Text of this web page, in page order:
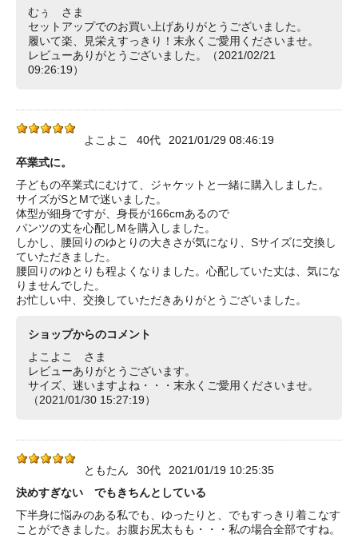
むぅ さま
セットアップでのお買い上げありがとうございました。
履いて楽、見栄えすっきり！末永くご愛用くださいませ。
レビューありがとうございました。（2021/02/21
09:26:19）
よこよこ 40代
2021/01/29 08:46:19
卒業式に。
子どもの卒業式にむけて、ジャケットと一緒に購入しました。
サイズがSとMで迷いました。
体型が細身ですが、身長が166cmあるので
パンツの丈を心配しMを購入しました。
しかし、腰回りのゆとりの大きさが気になり、Sサイズに交換し
ていただきました。
腰回りのゆとりも程よくなりました。心配していた丈は、気にな
りませんでした。
お忙しい中、交換していただきありがとうございました。
ショップからのコメント
よこよこ さま
レビューありがとうございます。
サイズ、迷いますよね・・・末永くご愛用くださいませ。
（2021/01/30 15:27:19）
ともたん 30代
2021/01/19 10:25:35
決めすぎない でもきちんとしている
下半身に悩みのある私でも、ゆったりと、でもすっきり着こなす
ことができました。お腹お尻太もも・・・私の場合全部ですね。